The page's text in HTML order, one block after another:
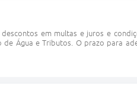
em multas e juros e
Água e Tributos. O prazo para